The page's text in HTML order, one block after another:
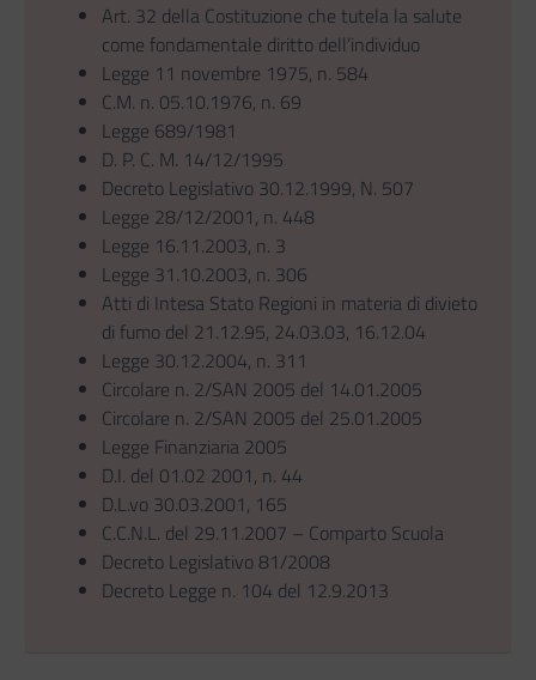
Art. 32 della Costituzione che tutela la salute
come fondamentale diritto dell’individuo
Legge 11 novembre 1975, n. 584
C.M. n. 05.10.1976, n. 69
Legge 689/1981
D. P. C. M. 14/12/1995
Decreto Legislativo 30.12.1999, N. 507
Legge 28/12/2001, n. 448
Legge 16.11.2003, n. 3
Legge 31.10.2003, n. 306
Atti di Intesa Stato Regioni in materia di divieto
di fumo del 21.12.95, 24.03.03, 16.12.04
Legge 30.12.2004, n. 311
Circolare n. 2/SAN 2005 del 14.01.2005
Circolare n. 2/SAN 2005 del 25.01.2005
Legge Finanziaria 2005
D.I. del 01.02 2001, n. 44
D.L.vo 30.03.2001, 165
C.C.N.L. del 29.11.2007 – Comparto Scuola
Decreto Legislativo 81/2008
Decreto Legge n. 104 del 12.9.2013